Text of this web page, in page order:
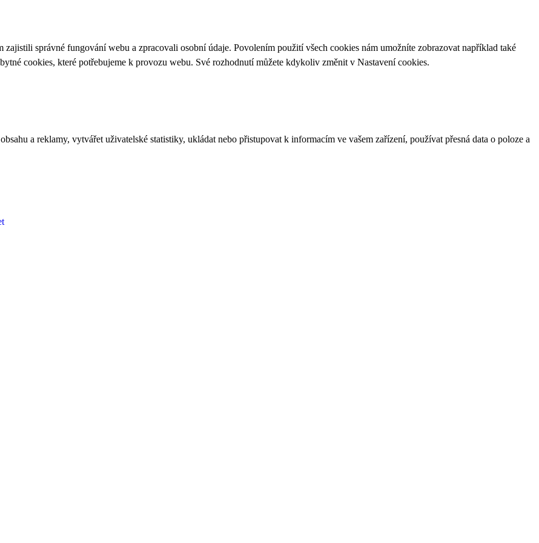
správné fungování webu a zpracovali osobní údaje. Povolením použití všech cookies nám umožníte zobrazovat například také
cookies, které potřebujeme k provozu webu. Své rozhodnutí můžete kdykoliv změnit v Nastavení cookies.
a reklamy, vytvářet uživatelské statistiky, ukládat nebo přistupovat k informacím ve vašem zařízení, používat přesná data o poloze a